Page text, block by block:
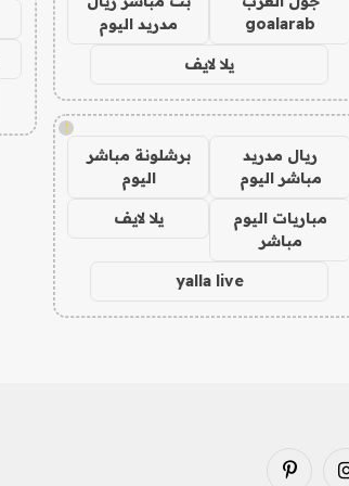
goalarab
مدريد اليوم
يلا لايف
!
ريال مدريد
مباشر اليوم
برشلونة مباشر
اليوم
مباريات اليوم
مباشر
يلا لايف
yalla live
الانستغرامبينتيريست